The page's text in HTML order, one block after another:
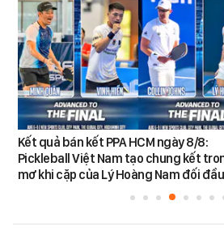
Kết quả bán kết PPA HCM ngày 8/8:
Pickleball Việt Nam tạo chung kết
mơ khi cặp của Lý Hoàng Nam đối